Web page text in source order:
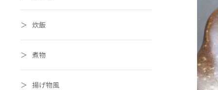
炊飯
煮物
揚げ物風